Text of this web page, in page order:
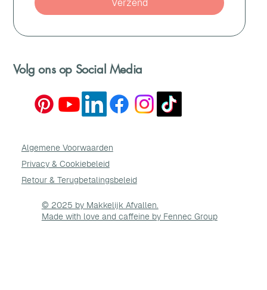
Verzend
Volg ons op Social Media
Algemene Voorwaarden
Privacy & Cookiebeleid
Retour & Terugbetalingsbeleid
© 2025 by Makkelijk Afvallen.
Made with love and caffeine by Fennec Group